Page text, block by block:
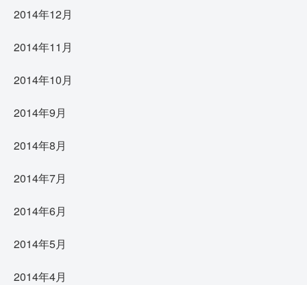
2014年12月
2014年11月
2014年10月
2014年9月
2014年8月
2014年7月
2014年6月
2014年5月
2014年4月